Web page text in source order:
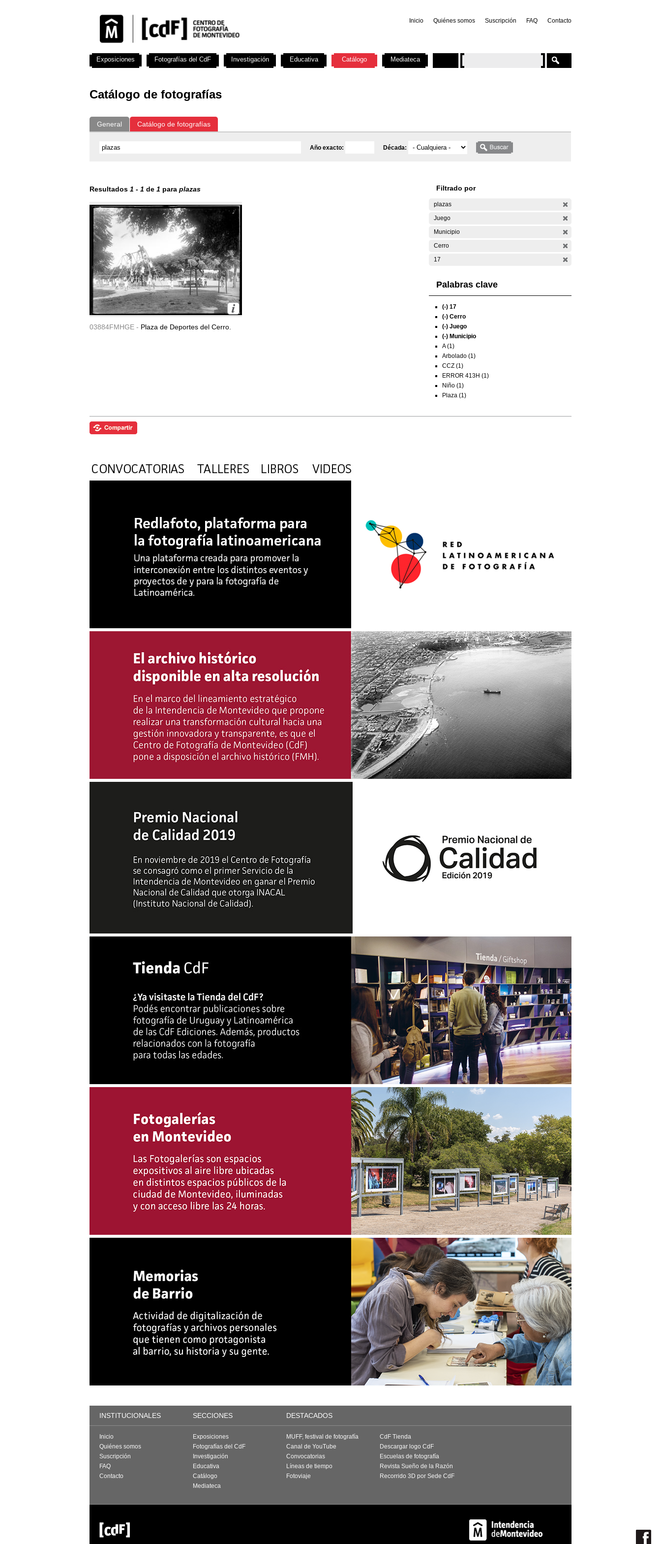
Inicio Quiénes somos Suscripción FAQ Contacto
Catálogo de fotografías
General Catálogo de fotografías
Año exacto: Década:
Resultados 1 - 1 de 1 para plazas
03884FMHGE - Plaza de Deportes del Cerro.
Filtrado por
plazas
Juego
Municipio
Cerro
17
Palabras clave
(-) 17
(-) Cerro
(-) Juego
(-) Municipio
A (1)
Arbolado (1)
CCZ (1)
ERROR 413H (1)
Niño (1)
Plaza (1)
Exposiciones Fotografías del CdF Investigación Educativa Catálogo Mediateca
INSTITUCIONALES SECCIONES DESTACADOS
Inicio
Quiénes somos
Suscripción
FAQ
Contacto
Exposiciones
Fotografías del CdF
Investigación
Educativa
Catálogo
Mediateca
MUFF, festival de fotografía
Canal de YouTube
Convocatorias
Líneas de tiempo
Fotoviaje
CdF Tienda
Descargar logo CdF
Escuelas de fotografía
Revista Sueño de la Razón
Recorrido 3D por Sede CdF